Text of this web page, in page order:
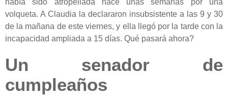
volqueta. A Claudia la declararon insubsistente a las 9 y 30
de la mañana de este viernes, y ella llegó por la tarde con la
incapacidad ampliada a 15 días. Qué pasará ahora?
Un senador de
cumpleaños